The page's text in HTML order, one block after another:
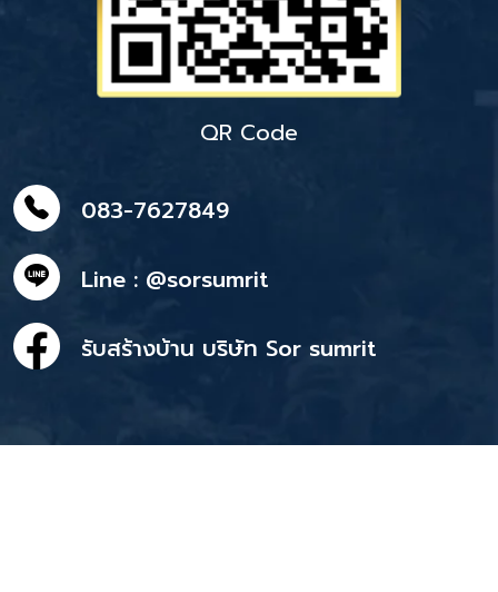
QR Code
083-7627849
Line : @sorsumrit
รับสร้างบ้าน บริษัท Sor sumrit